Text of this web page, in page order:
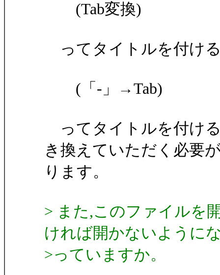
(Tab変換)
ってタイトルを付け
(「-」→Tab)
ってタイトルを付け
き換えていただく必要
ります。
> また,このファイルを
ければ開かないように
>っていますか。